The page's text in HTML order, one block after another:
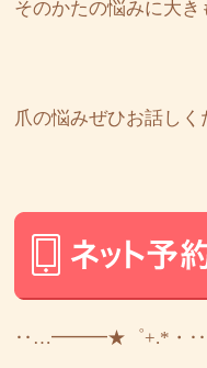
そのかたの悩みに大
爪の悩みぜひお話しく
‥…━━━★゜+.*・